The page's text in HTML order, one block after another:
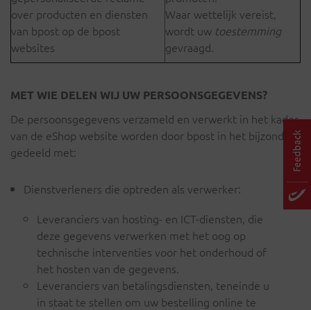
over producten en diensten
van bpost op de bpost
websites
Waar wettelijk vereist,
wordt uw toestemming
gevraagd.
MET WIE DELEN WIJ UW PERSOONSGEGEVENS?
De persoonsgegevens verzameld en verwerkt in het kader
van de eShop website worden door bpost in het bijzonder
gedeeld met:
Dienstverleners die optreden als verwerker:
Leveranciers van hosting- en ICT-diensten, die
deze gegevens verwerken met het oog op
technische interventies voor het onderhoud of
het hosten van de gegevens.
Leveranciers van betalingsdiensten, teneinde u
in staat te stellen om uw bestelling online te